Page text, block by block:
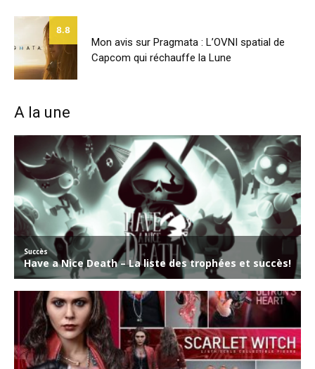
8.8
Mon avis sur Pragmata : L’OVNI spatial de
Capcom qui réchauffe la Lune
A la une